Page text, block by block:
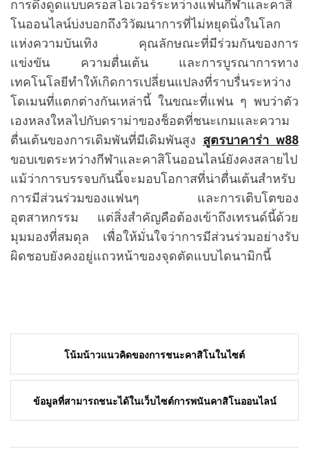
การดึงดูดแบบครอสโอเวอร์ระหว่างแฟนกีฬาและคาสิ
โนออนไลน์บ่งบอกถึงวิวัฒนาการที่ไม่หยุดนิ่งในโลก
แห่งความบันเทิง คุณลักษณะที่มีร่วมกันของการ
แข่งขัน ความตื่นเต้น และการบูรณาการทาง
เทคโนโลยีทำให้เกิดการเปลี่ยนแปลงที่ราบรื่นระหว่าง
โดเมนที่แตกต่างกันเหล่านี้ ในขณะที่แฟน ๆ พบว่าตัว
เองหลงใหลไปกับดราม่าของช็อตที่ชนะเกมและความ
ตื่นเต้นของการเดิมพันที่มีเดิมพันสูง สูตรบาคาร่า w88
ขอบเขตระหว่างกีฬาและคาสิโนออนไลน์ยังคงสลายไป
แม้ว่าการบรรจบกันนี้จะมอบโอกาสที่น่าตื่นเต้นสำหรับ
การมีส่วนร่วมของแฟนๆ และการเติบโตของ
อุตสาหกรรม แต่สิ่งสำคัญคือต้องเข้าถึงเทรนด์นี้ด้วย
มุมมองที่สมดุล เพื่อให้มั่นใจว่าการมีส่วนร่วมอย่างรับ
ผิดชอบยังคงอยู่แถวหน้าของจุดตัดแบบไดนามิกนี้
Post
navigation
โน้มน้าวแนวคิดของการชนะคาสิโนในไซต์
ข้อมูลที่สามารถชนะได้ในเว็บไซต์การพนันคาสิโนออนไลน์